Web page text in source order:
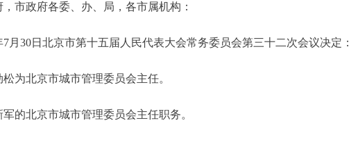
市政府各委、办、局，各市属机构：
30日北京市第十五届人民代表大会常务委员会第三十二次会议决定：
北京市城市管理委员会主任。
北京市城市管理委员会主任职务。